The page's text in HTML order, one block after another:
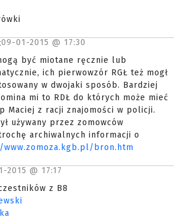
09-01-2015 @ 17:30
być miotane ręcznie lub
ich pierwowzór RGŁ też mogł
w dwojaki sposób. Bardziej
mi to RDŁ do których może mieć
Maciej z racji znajomości w policji.
używany przez zomowców
archiwalnych informacji o
bron.htm
2015 @ 17:17
z B8